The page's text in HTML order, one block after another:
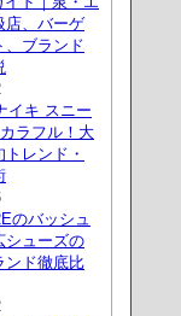
店、バーゲ
、ブランド
イキ スニー
ラフル！大
レンド・
のバッシュ
シューズの
ンド徹底比